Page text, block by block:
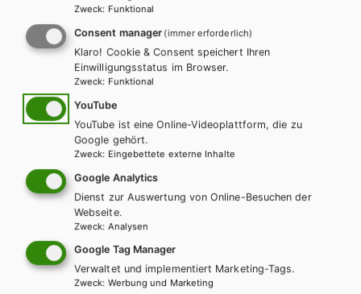
BS GEWERBLICH
Best Shots for Vocational Schools. Zusatzheft
Einzelhandel-Lebensmittel
Lehrbuch + E-Book
Zweck: Funktional
Consent manager (immer erforderlich)
Klaro! Cookie & Consent speichert Ihren
Einwilligungsstatus im Browser.
Zweck: Funktional
YouTube
YouTube ist eine Online-Videoplattform, die zu
Google gehört.
Zweck: Eingebettete externe Inhalte
Google Analytics
Dienst zur Auswertung von Online-Besuchen der
Webseite.
Zweck: Analysen
Google Tag Manager
Verwaltet und implementiert Marketing-Tags.
Zweck: Werbung und Marketing